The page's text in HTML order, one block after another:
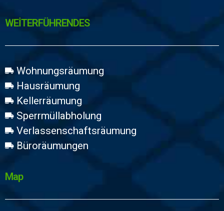
WEİTERFÜHRENDES
Wohnungsräumung
Hausräumung
Kellerräumung
Sperrmüllabholung
Verlassenschaftsräumung
Büroräumungen
Map